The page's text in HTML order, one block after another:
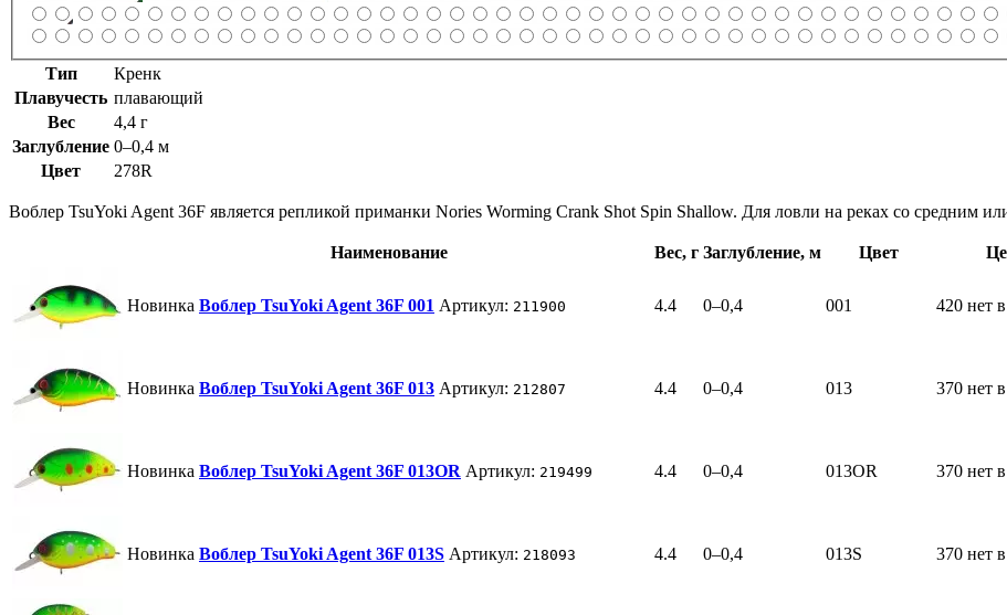
Тип
Кренк
Плавучесть плавающий
Вес
4,4 г
Заглубление 0–0,4 м
Цвет
278R
Воблер TsuYoki Agent 36F является репликой приманки Nories Worming Crank Shot Spin Shallow. Для ловли на реках со средним
Наименование Вес, г Заглубление, м Цвет
Новинка Воблер TsuYoki Agent 36F 001 Артикул: 211900 4.4 0–0,4 001 420 нет
Новинка Воблер TsuYoki Agent 36F 013 Артикул: 212807 4.4 0–0,4 013 370 нет
Новинка Воблер TsuYoki Agent 36F 013OR Артикул: 219499 4.4 0–0,4 013OR 370 нет
Новинка Воблер TsuYoki Agent 36F 013S Артикул: 218093 4.4 0–0,4 013S 370 нет